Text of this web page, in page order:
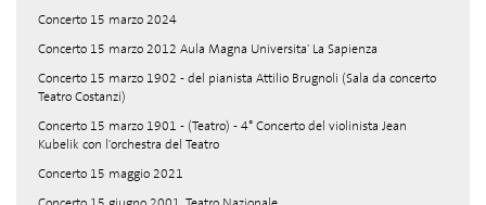
Concerto 15 marzo 2024
Concerto 15 marzo 2012 Aula Magna Universita' La Sapienza
Concerto 15 marzo 1902 - del pianista Attilio Brugnoli (Sala da concerto
Teatro Costanzi)
Concerto 15 marzo 1901 - (Teatro) - 4° Concerto del violinista Jean
Kubelik con l'orchestra del Teatro
Concerto 15 maggio 2021